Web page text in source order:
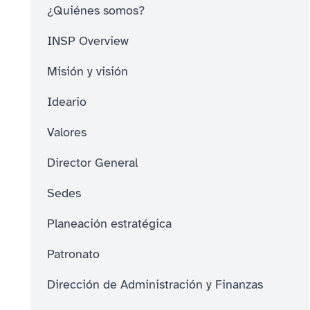
¿Quiénes somos?
INSP Overview
Misión y visión
Ideario
Valores
Director General
Sedes
Planeación estratégica
Patronato
Dirección de Administración y Finanzas